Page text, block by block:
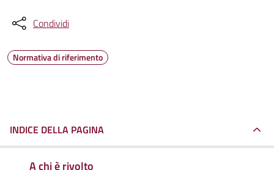
Condividi
Normativa di riferimento
INDICE DELLA PAGINA
A chi è rivolto